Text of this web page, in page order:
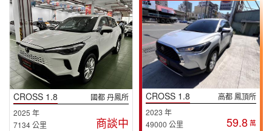
CROSS 1.8
國都 丹鳳所
2025 年
7134 公里
商談中
CROSS 1.8
高都 鳳頂所
2023 年
49000 公里
59.8 萬